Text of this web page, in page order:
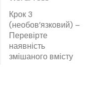
Крок 3
(необов’язковий) –
Перевірте
наявність
змішаного вмісту